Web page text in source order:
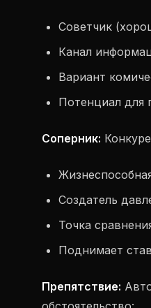
Советчик
Канал
Вариант
Потенциал для
Соперник:
Создатель
Точка
Поднимает
Препятствие: